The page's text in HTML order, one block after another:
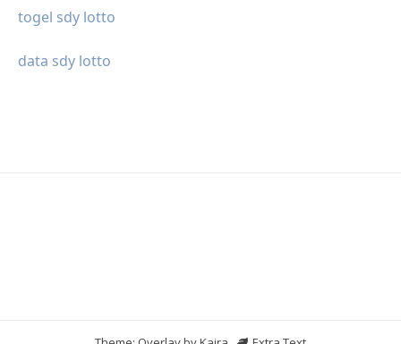
togel sdy lotto
data sdy lotto